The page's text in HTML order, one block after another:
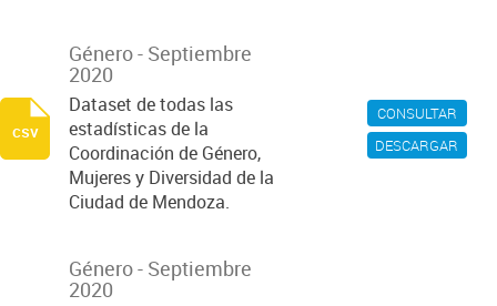
CONSULTAR
DESCARGAR
Género - Septiembre
2020
Dataset de todas las
estadísticas de la
Coordinación de Género,
Mujeres y Diversidad de la
Ciudad de Mendoza.
csv
Género - Septiembre
2020